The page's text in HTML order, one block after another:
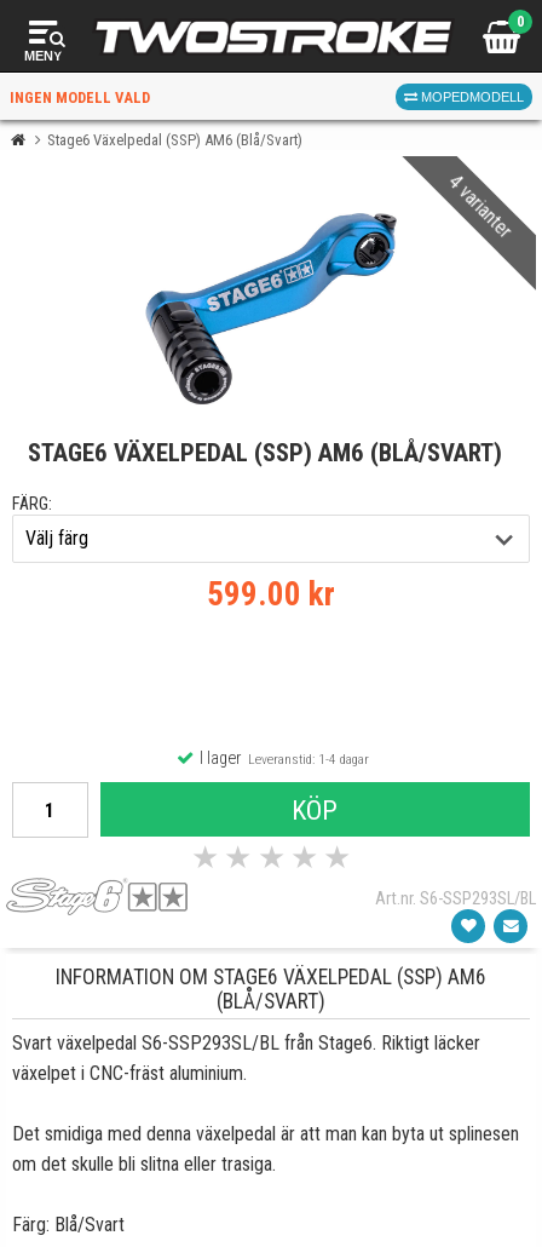
MENY
0
INGEN MODELL VALD MOPEDMODELL
FÖR RÄTT DELAR
När du valt kommer butiken visa delar för vald moped
Stage6 Växelpedal (SSP) AM6 (Blå/Svart)
4 varianter
STAGE6 VÄXELPEDAL (SSP) AM6 (BLÅ/SVART)
FÄRG:
599.00 kr
I lagerLeveranstid: 1-4 dagar
KÖP
★ ★ ★ ★ ★
Art.nr. S6-SSP293SL/BL
INFORMATION OM STAGE6 VÄXELPEDAL (SSP) AM6
(BLÅ/SVART)
Svart växelpedal S6-SSP293SL/BL från Stage6. Riktigt läcker
växelpet i CNC-fräst aluminium.
Det smidiga med denna växelpedal är att man kan byta ut splinesen
om det skulle bli slitna eller trasiga.
Färg: Blå/Svart